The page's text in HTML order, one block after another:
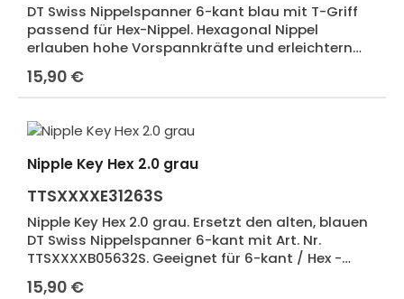
DT Swiss Nippelspanner 6-kant blau mit T-Griff
passend für Hex-Nippel. Hexagonal Nippel
erlauben hohe Vorspannkräfte und erleichtern
das Zentrieren mit dem Speichenschlüssel
Regulärer Preis:
15,90 €
Nipple Key Hex 2.0 grau
TTSXXXXE31263S
Nipple Key Hex 2.0 grau. Ersetzt den alten, blauen
DT Swiss Nippelspanner 6-kant mit Art. Nr.
TTSXXXXB05632S. Geeignet für 6-kant / Hex -
Nippel zum Zentrieren von hinten.
Regulärer Preis:
15,90 €